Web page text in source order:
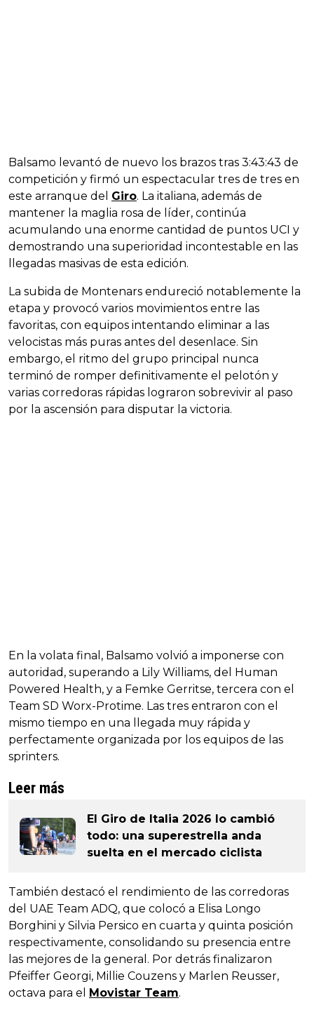
Balsamo levantó de nuevo los brazos tras 3:43:43 de
competición y firmó un espectacular tres de tres en
este arranque del Giro. La italiana, además de
mantener la maglia rosa de líder, continúa
acumulando una enorme cantidad de puntos UCI y
demostrando una superioridad incontestable en las
llegadas masivas de esta edición.
La subida de Montenars endureció notablemente la
etapa y provocó varios movimientos entre las
favoritas, con equipos intentando eliminar a las
velocistas más puras antes del desenlace. Sin
embargo, el ritmo del grupo principal nunca
terminó de romper definitivamente el pelotón y
varias corredoras rápidas lograron sobrevivir al paso
por la ascensión para disputar la victoria.
En la volata final, Balsamo volvió a imponerse con
autoridad, superando a Lily Williams, del Human
Powered Health, y a Femke Gerritse, tercera con el
Team SD Worx-Protime. Las tres entraron con el
mismo tiempo en una llegada muy rápida y
perfectamente organizada por los equipos de las
sprinters.
Leer más
El Giro de Italia 2026 lo cambió
todo: una superestrella anda
suelta en el mercado ciclista
También destacó el rendimiento de las corredoras
del UAE Team ADQ, que colocó a Elisa Longo
Borghini y Silvia Persico en cuarta y quinta posición
respectivamente, consolidando su presencia entre
las mejores de la general. Por detrás finalizaron
Pfeiffer Georgi, Millie Couzens y Marlen Reusser,
octava para el
Movistar Team.